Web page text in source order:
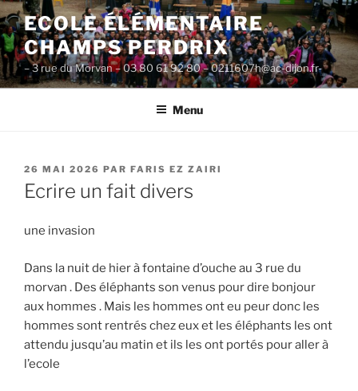
Aller
au
contenu
principal
ECOLE ÉLÉMENTAIRE
CHAMPS PERDRIX
– 3 rue du Morvan – 03 80 61 92 80 – 0211607h@ac-dijon.fr-
Menu
PUBLIÉ
LE
26 MAI 2026 PAR FARIS EZ ZAIRI
Ecrire un fait divers
une invasion
Dans la nuit de hier à fontaine d’ouche au 3 rue du
morvan . Des éléphants son venus pour dire bonjour
aux hommes . Mais les hommes ont eu peur donc les
hommes sont rentrés chez eux et les éléphants les ont
attendu jusqu’au matin et ils les ont portés pour aller à
l’ecole